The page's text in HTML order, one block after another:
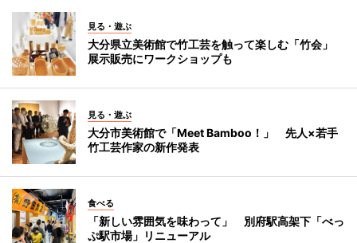
見る・遊ぶ
大分県立美術館で竹工芸を触って楽しむ「竹会」
展示販売にワークショップも
見る・遊ぶ
大分市美術館で「Meet Bamboo！」 先人×若手
竹工芸作家の新作発表
食べる
「新しい雰囲気を味わって」 別府駅高架下「べっ
ぷ駅市場」リニューアル